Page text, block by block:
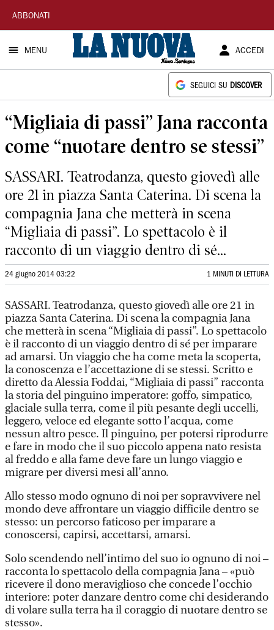
La
Nuova
Sardegna
ABBONATI
MENU ACCEDI
SEGUICI SU DISCOVER
“Migliaia di passi” Jana racconta
come “nuotare dentro se stessi”
SASSARI. Teatrodanza, questo giovedì alle
ore 21 in piazza Santa Caterina. Di scena la
compagnia Jana che metterà in scena
“Migliaia di passi”. Lo spettacolo è il
racconto di un viaggio dentro di sé...
24 giugno 2014 03:22 1 MINUTI DI LETTURA
SASSARI. Teatrodanza, questo giovedì alle ore 21 in
piazza Santa Caterina. Di scena la compagnia Jana
che metterà in scena “Migliaia di passi”. Lo spettacolo
è il racconto di un viaggio dentro di sé per imparare
ad amarsi. Un viaggio che ha come meta la scoperta,
la conoscenza e l’accettazione di se stessi. Scritto e
diretto da Alessia Foddai, “Migliaia di passi” racconta
la storia del pinguino imperatore: goffo, simpatico,
glaciale sulla terra, come il più pesante degli uccelli,
leggero, veloce ed elegante sotto l’acqua, come
nessun altro pesce. Il pinguino, per potersi riprodurre
e fare in modo che il suo piccolo appena nato resista
al freddo e alla fame deve fare un lungo viaggio e
migrare per diversi mesi all’anno.
Allo stesso modo ognuno di noi per sopravvivere nel
mondo deve affrontare un viaggio difficile dentro se
stesso: un percorso faticoso per imparare a
conoscersi, capirsi, accettarsi, amarsi.
Solo scendendo nell’intimo del suo io ognuno di noi –
racconta lo spettacolo della compagnia Jana – «può
ricevere il dono meraviglioso che concede l’occhio
interiore: poter danzare dentro come chi desiderando
di volare sulla terra ha il coraggio di nuotare dentro se
stesso».